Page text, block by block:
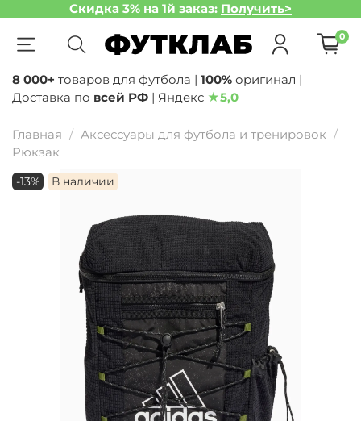
Скидка 3% на 1й заказ: Получить>
0
8 000+ товаров для футбола | 100% оригинал |
Доставка по всей РФ | Яндекс ★5,0
Главная
Аксессуары для футбола и тренировок
Рюкзак
-13% В наличии